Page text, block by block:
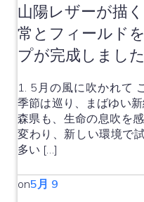
山陽レザーが描
常とフィールド
プが完成しました
1. 5月の風に吹かれて
季節は巡り、まばゆい
森県も、生命の息吹を
変わり、新しい環境で
多い […]
on5月 9